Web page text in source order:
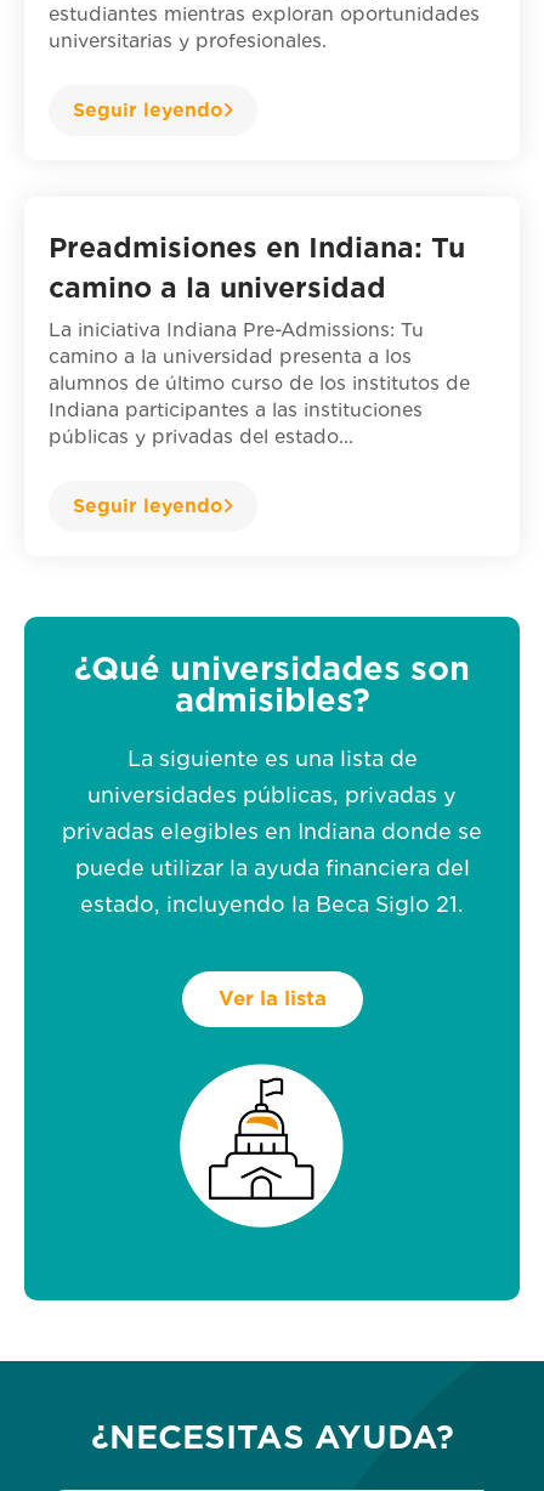
estudiantes mientras exploran oportunidades
universitarias y profesionales.
Seguir leyendo
Preadmisiones en Indiana: Tu
camino a la universidad
La iniciativa Indiana Pre-Admissions: Tu
camino a la universidad presenta a los
alumnos de último curso de los institutos de
Indiana participantes a las instituciones
públicas y privadas del estado...
Seguir leyendo
¿Qué universidades son
admisibles?
La siguiente es una lista de
universidades públicas, privadas y
privadas elegibles en Indiana donde se
puede utilizar la ayuda financiera del
estado, incluyendo la Beca Siglo 21.
Ver la lista
¿NECESITAS AYUDA?